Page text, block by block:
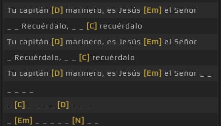
Tu capitán [D] marinero, es Jesús [Em] el Señor
_ _ Recuérdalo, _ _
[C] recuérdalo
Tu capitán [D] marinero, es Jesús [Em] el Señor
_ Recuérdalo, _ _
[C] recuérdalo
Tu capitán [D] marinero, es Jesús [Em] el Señor _ _
[C] [D]
[Em] [N]